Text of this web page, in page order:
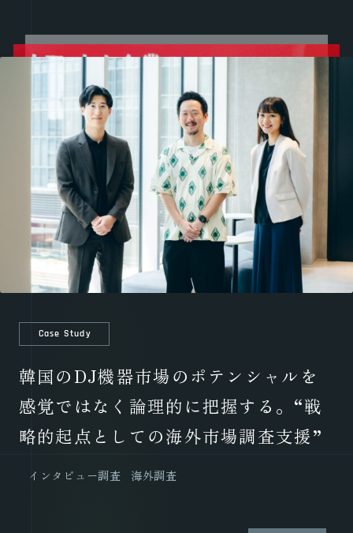
Case Study
韓国のDJ機器市場のポテンシャルを
感覚ではなく論理的に把握する。“戦
略的起点としての海外市場調査支援”
インタビュー調査 海外調査
海外市場参入コンサルティング 海外調査 市場調査
インタビュー調査 海外調査